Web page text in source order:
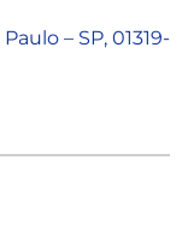
– SP, 01319-